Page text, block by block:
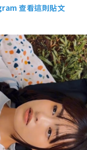
查看這則貼文